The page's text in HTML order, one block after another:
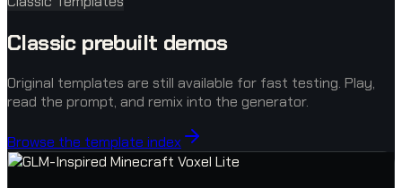
Classic prebuilt demos
Original templates are still available for fast testing. Play,
read the prompt, and remix into the generator.
Browse the template index